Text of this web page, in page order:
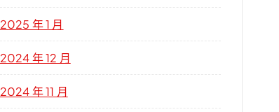
2025 年 1 月
2024 年 12 月
2024 年 11 月